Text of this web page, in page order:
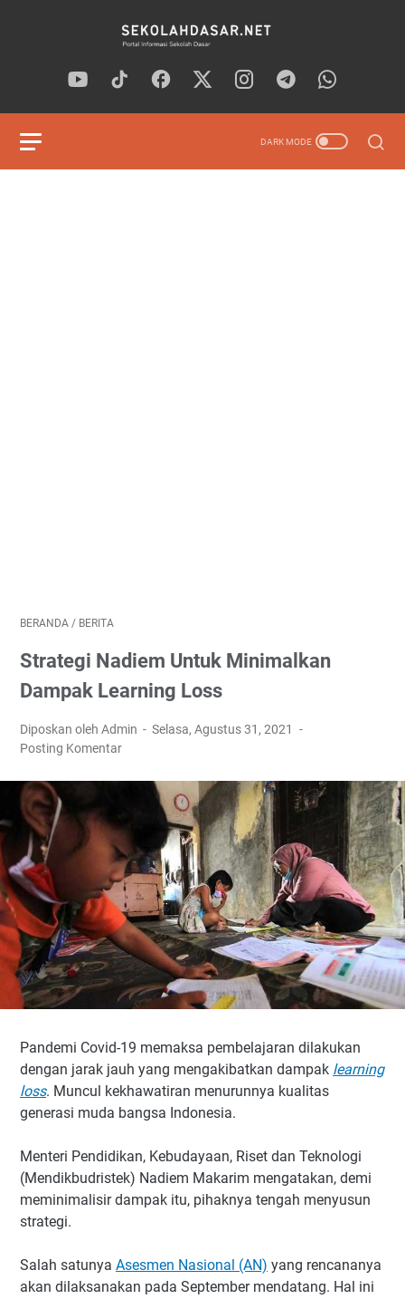
BERANDA / BERITA
Strategi Nadiem Untuk Minimalkan
Dampak Learning Loss
Diposkan oleh Admin
Selasa, Agustus 31, 2021
Posting Komentar
Pandemi Covid-19 memaksa pembelajaran dilakukan
dengan jarak jauh yang mengakibatkan dampak learning
loss. Muncul kekhawatiran menurunnya kualitas
generasi muda bangsa Indonesia.
Menteri Pendidikan, Kebudayaan, Riset dan Teknologi
(Mendikbudristek) Nadiem Makarim mengatakan, demi
meminimalisir dampak itu, pihaknya tengah menyusun
strategi.
Salah satunya Asesmen Nasional (AN) yang rencananya
akan dilaksanakan pada September mendatang. Hal ini